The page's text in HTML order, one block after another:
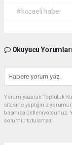
#kocaeli haber
Okuyucu Yorumları
Yorum yazarak Topluluk
sitesine yaptığınız
başınıza
sorumlu tutulamaz.